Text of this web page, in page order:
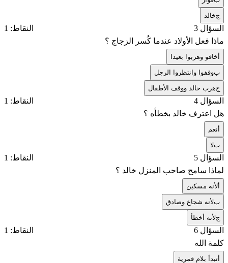
جخالد
السؤال 3
النقاط: 1
ماذا فعل الأولاد عندما كُسر الزجاج ؟
خافو وهربوا بعيدا
بوقفوا وانتظروا الرجل
جهرب خالد ووقف الأطفال
السؤال 4
النقاط: 1
هل اعترف خالد بخطأه ؟
نعم
بلا
السؤال 5
النقاط: 1
لماذا سامح صاحب المنزل خالد ؟
لأنه مسكين
بلأنه شجاع وصادق
جلأنه أخطأ
السؤال 6
النقاط: 1
كلمة الله
تبدأ بلام قمرية